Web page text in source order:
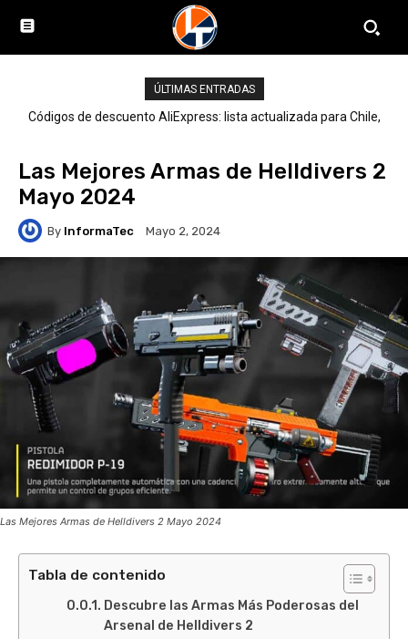
ÚLTIMAS ENTRADAS
Códigos de descuento AliExpress: lista actualizada para Chile,
Las Mejores Armas de Helldivers 2
Mayo 2024
By InformaTec Mayo 2, 2024
Las Mejores Armas de Helldivers 2 Mayo 2024
Tabla de contenido
Descubre las Armas Más Poderosas del
Arsenal de Helldivers 2